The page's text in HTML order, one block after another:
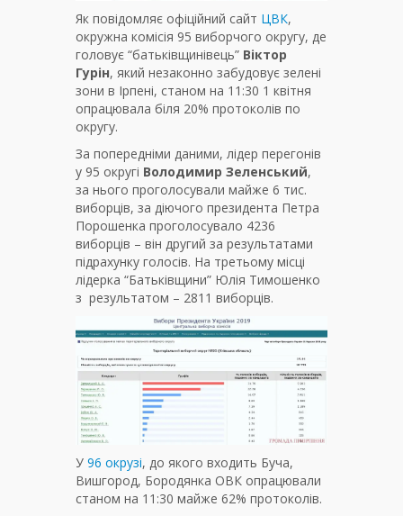
Як повідомляє офіційний сайт ЦВК,
окружна комісія 95 виборчого округу, де
головує “батьківщинівець” Віктор
Гурін, який незаконно забудовує зелені
зони в Ірпені, станом на 11:30 1 квітня
опрацювала біля 20% протоколів по
округу.
За попередніми даними, лідер перегонів
у 95 округі Володимир Зеленський,
за нього проголосували майже 6 тис.
виборців, за діючого президента Петра
Порошенка проголосувало 4236
виборців – він другий за результатами
підрахунку голосів. На третьому місці
лідерка “Батьківщини” Юлія Тимошенко
з результатом – 2811 виборців.
У 96 окрузі, до якого входить Буча,
Вишгород, Бородянка ОВК опрацювали
станом на 11:30 майже 62% протоколів.